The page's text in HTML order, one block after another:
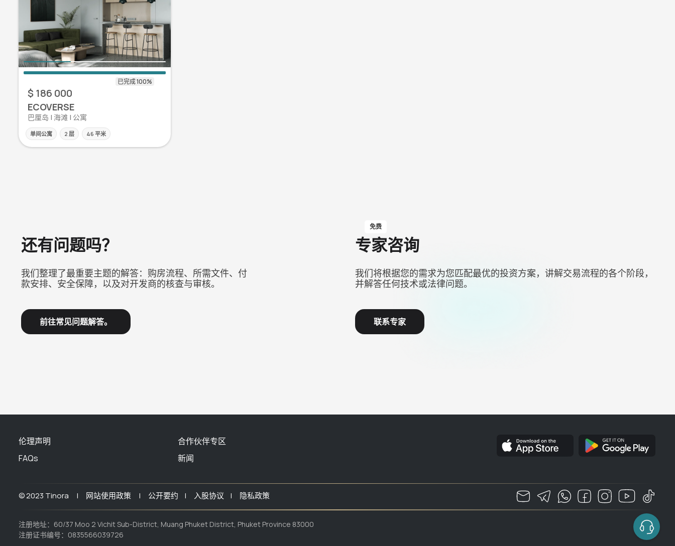
$ 186 000
ECOVERSE
巴厘岛 | 海滩 | 公寓
单间公寓 2 层 46 平米
还有问题吗？
我们整理了最重要主题的解答：购房流程、所需文件、付
款安排、安全保障，以及对开发商的核查与审核。
前往常见问题解答。
免费
专家咨询
我们将根据您的需求为您匹配最优的投资方案，讲解交易流程的各个阶段，
并解答任何技术或法律问题。
联系专家
伦理声明
FAQs
合作伙伴专区
新闻
© 2023 Tinora | 网站使用政策 | 公开要约 | 入股协议 | 隐私政策
注册地址：60/37 Moo 2 Vichit Sub-District, Muang Phuket District, Phuket Province 83000
注册证书编号：0835566039726